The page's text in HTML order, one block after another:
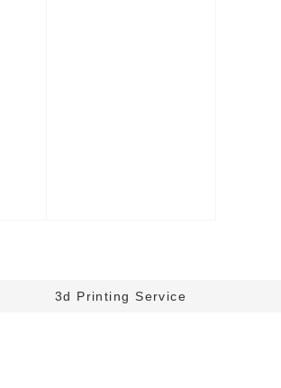
3d Printing Service